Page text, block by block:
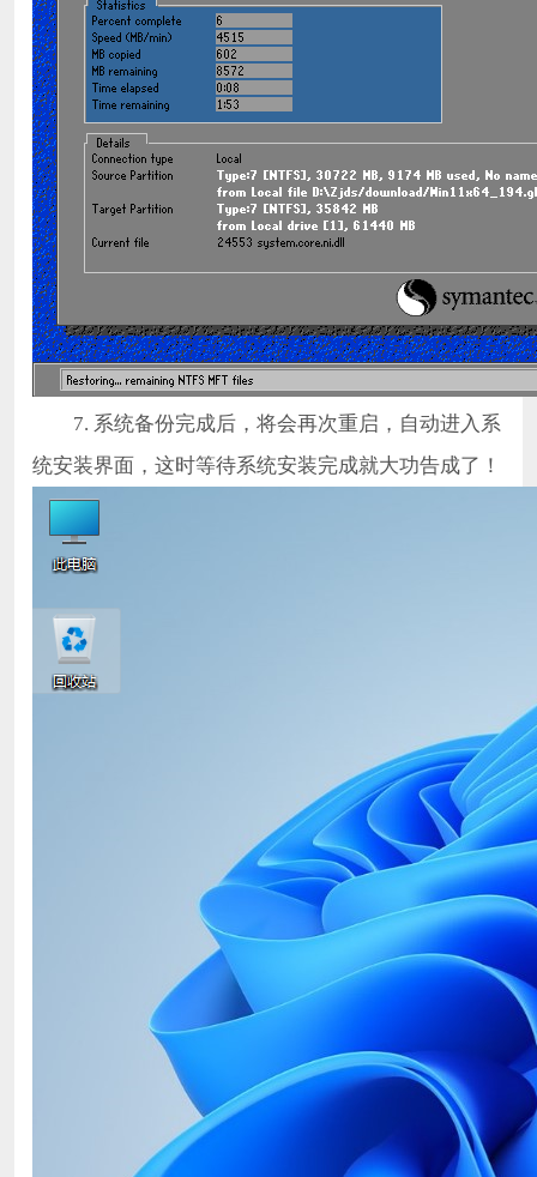
7. 系统备份完成后，将会再次重启，自动进入系
统安装界面，这时等待系统安装完成就大功告成了！